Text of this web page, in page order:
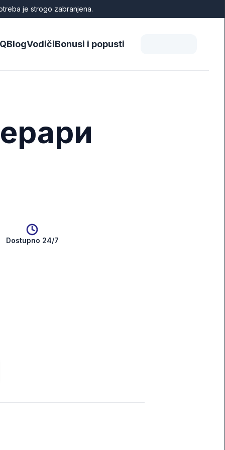
je strogo zabranjena.
BlogVodičiBonusi i popusti
Dostupno 24/7